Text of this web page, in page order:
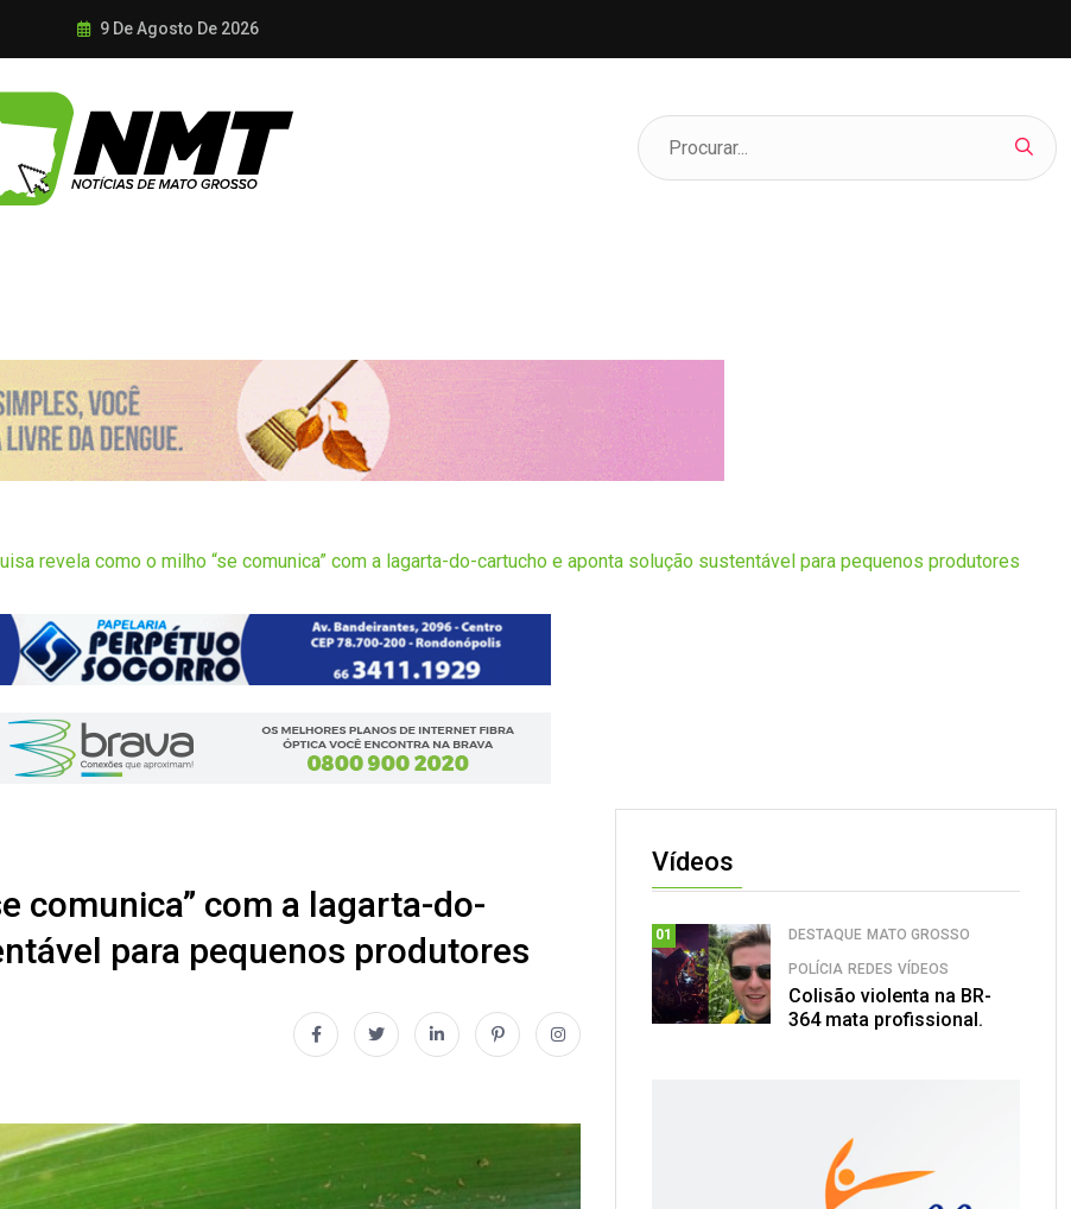
9 De Agosto De 2026
revela como o milho “se comunica” com a lagarta-do-cartucho e aponta solução sustentável para pequenos produtores
comunica” com a lagarta-do-
para pequenos produtores
Vídeos
01 DESTAQUE MATO GROSSO
POLÍCIA REDES VÍDEOS
Colisão violenta na BR-
364 mata profissional.